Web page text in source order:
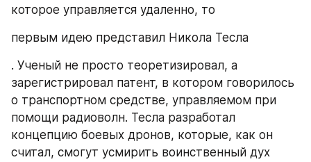
которое управляется удаленно, то
первым идею представил Никола Тесла
. Ученый не просто теоретизировал, а
зарегистрировал патент, в котором говорилось
о транспортном средстве, управляемом при
помощи радиоволн. Тесла разработал
концепцию боевых дронов, которые, как он
считал, смогут усмирить воинственный дух